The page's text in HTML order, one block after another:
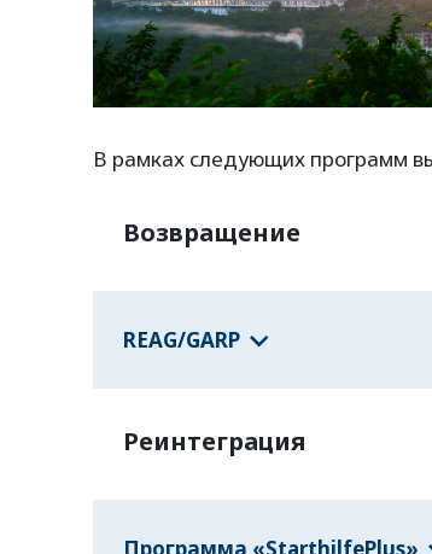
В рамках следующих программ
Возвращение
REAG/GARP
Реинтеграция